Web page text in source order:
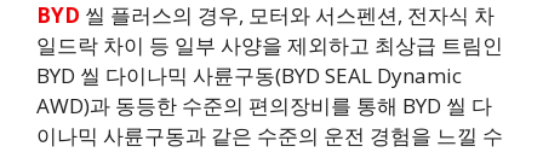
BYD 씰 플러스의 경우, 모터와 서스펜션, 전자식 차
일드락 차이 등 일부 사양을 제외하고 최상급 트림인
BYD 씰 다이나믹 사륜구동(BYD SEAL Dynamic
AWD)과 동등한 수준의 편의장비를 통해 BYD 씰 다
이나믹 사륜구동과 같은 수준의 운전 경험을 느낄 수